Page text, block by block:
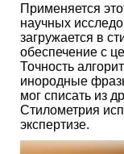
Применяется
научных
загружается в
обеспечение с
Точность
инородные
мог списать из
Стилометрия
экспертизе.